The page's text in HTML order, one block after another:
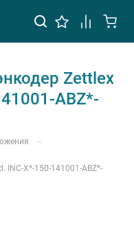
Zettlex
ABZ*-
—
INC-X*-150-141001-ABZ*-